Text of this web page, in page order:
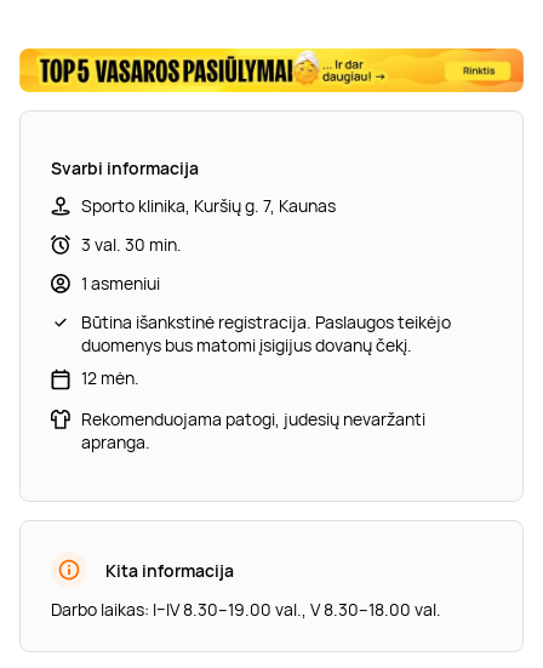
Svarbi informacija
Sporto klinika, Kuršių g. 7, Kaunas
3 val. 30 min.
1 asmeniui
Būtina išankstinė registracija. Paslaugos teikėjo
duomenys bus matomi įsigijus dovanų čekį.
12 mėn.
Rekomenduojama patogi, judesių nevaržanti
apranga.
Kita informacija
Darbo laikas: I–IV 8.30–19.00 val., V 8.30–18.00 val.